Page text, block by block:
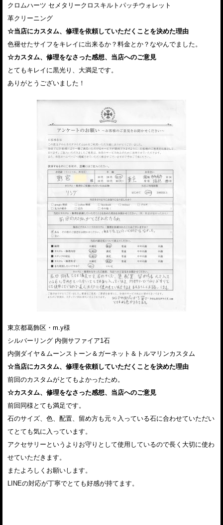
クロムハーツ セメタリークロスキルトパッチウォレット
革クリーニング
☆当店にカスタム、修理を依頼していただくことを決めた理由
色褪せたサイフをキレイに出来るか？料金とか？なやんでました。
☆カスタム、修理をなさった感想、当店へのご意見
とてもキレイに黒光り、大満足です。
ありがとうございました！
東京都葛飾区・m.y様
シルバーリング 内側サファイア1石
内側ダイヤ＆ムーンストーン＆ガーネット＆トルマリンカスタム
☆当店にカスタム、修理を依頼していただくことを決めた理由
前回のカスタムがとてもよかったため。
☆カスタム、修理をなさった感想、当店へのご意見
前回同様とても満足です。
石のサイズ、色、配置、留め方も元々入っている石に合わせていただい
てとても気に入っています。
アクセサリーというよりお守りとして使用しているので長く大切に使わ
せていただきます。
またよろしくお願いします。
LINEの対応が丁寧でとても好感が持てます。